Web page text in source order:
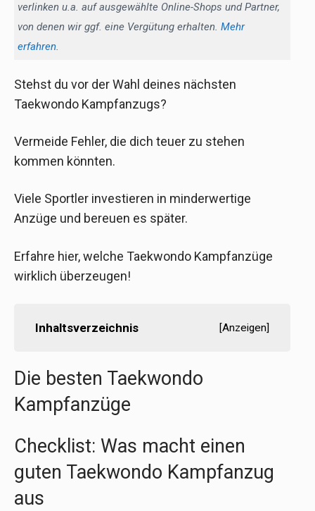
verlinken u.a. auf ausgewählte Online-Shops und Partner,
von denen wir ggf. eine Vergütung erhalten. Mehr
erfahren.
Stehst du vor der Wahl deines nächsten
Taekwondo Kampfanzugs?
Vermeide Fehler, die dich teuer zu stehen
kommen könnten.
Viele Sportler investieren in minderwertige
Anzüge und bereuen es später.
Erfahre hier, welche Taekwondo Kampfanzüge
wirklich überzeugen!
Inhaltsverzeichnis [Anzeigen]
Die besten Taekwondo
Kampfanzüge
Checklist: Was macht einen
guten Taekwondo Kampfanzug
aus